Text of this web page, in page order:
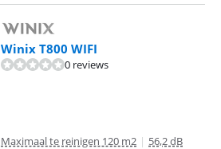
Winix T800 WIFI
0 reviews
Maximaal te reinigen 120 m2 | 56,2 dB